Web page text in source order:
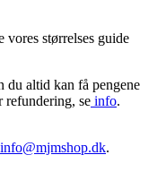
størrelses guide
altid kan få pengene
refundering, se info.
info@mjmshop.dk.